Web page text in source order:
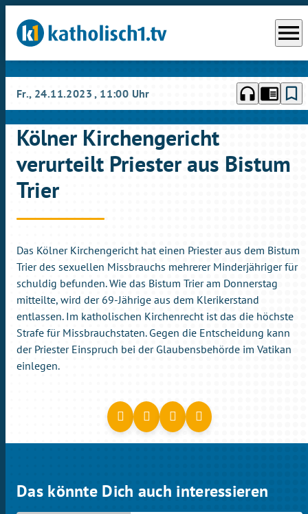
menu
Fr., 24.11.2023, 11:00 Uhr headphones chrome_reader_mode bookmark_border
Kölner Kirchengericht
verurteilt Priester aus Bistum
Trier
Das Kölner Kirchengericht hat einen Priester aus dem Bistum
Trier des sexuellen Missbrauchs mehrerer Minderjähriger für
schuldig befunden. Wie das Bistum Trier am Donnerstag
mitteilte, wird der 69-Jährige aus dem Klerikerstand
entlassen. Im katholischen Kirchenrecht ist das die höchste
Strafe für Missbrauchstaten. Gegen die Entscheidung kann
der Priester Einspruch bei der Glaubensbehörde im Vatikan
einlegen.
Das könnte Dich auch interessieren